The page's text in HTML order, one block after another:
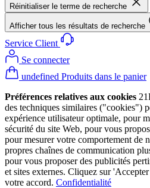
Réinitialiser le terme de recherche
Afficher tous les résultats de recherche
Service Client
Se connecter
undefined Produits dans le panier
Préférences relatives aux cookies
des techniques similaires ("cookies")
expérience utilisateur optimale, pour
sécurité du site Web, pour vous
pour mesurer votre comportement de
propres chaînes de communication
pour vous proposer des publicités
et sites externes. Cliquez sur
votre accord. Confidentialité